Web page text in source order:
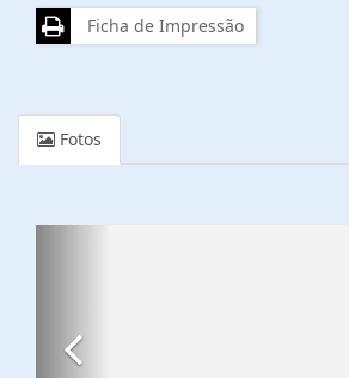
Ficha de Impressão
Fotos